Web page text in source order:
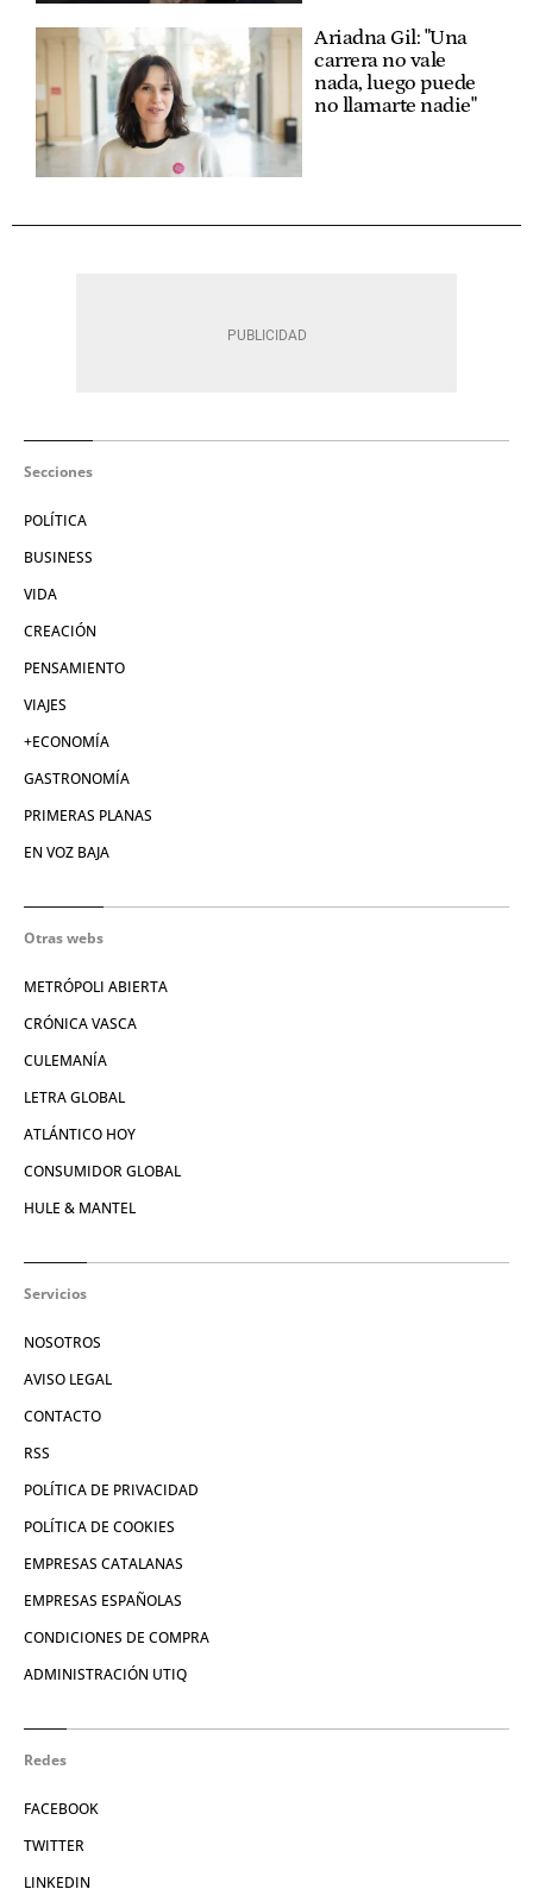
Ariadna Gil: "Una
carrera no vale
nada, luego puede
no llamarte nadie"
Secciones
POLÍTICA
BUSINESS
VIDA
CREACIÓN
PENSAMIENTO
VIAJES
+ECONOMÍA
GASTRONOMÍA
PRIMERAS PLANAS
EN VOZ BAJA
Otras webs
METRÓPOLI ABIERTA
CRÓNICA VASCA
CULEMANÍA
LETRA GLOBAL
ATLÁNTICO HOY
CONSUMIDOR GLOBAL
HULE & MANTEL
Servicios
NOSOTROS
AVISO LEGAL
CONTACTO
RSS
POLÍTICA DE PRIVACIDAD
POLÍTICA DE COOKIES
EMPRESAS CATALANAS
EMPRESAS ESPAÑOLAS
CONDICIONES DE COMPRA
ADMINISTRACIÓN UTIQ
Redes
FACEBOOK
TWITTER
LINKEDIN